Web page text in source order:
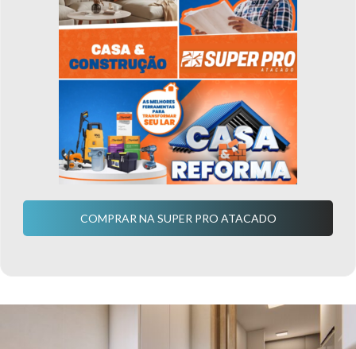
COMPRAR NA SUPER PRO ATACADO